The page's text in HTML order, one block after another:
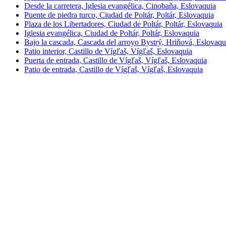
Desde la carretera, Iglesia evangélica, Cinobaňa, Eslovaquia
Puente de piedra turco, Ciudad de Poltár, Poltár, Eslovaquia
Plaza de los Libertadores, Ciudad de Poltár, Poltár, Eslovaquia
Iglesia evangélica, Ciudad de Poltár, Poltár, Eslovaquia
Bajo la cascada, Cascada del arroyo Bystrý, Hriňová,
Patio interior, Castillo de Vígľaš, Vígľaš, Eslovaquia
Puerta de entrada, Castillo de Vígľaš, Vígľaš, Eslovaquia
Patio de entrada, Castillo de Vígľaš, Vígľaš, Eslovaquia